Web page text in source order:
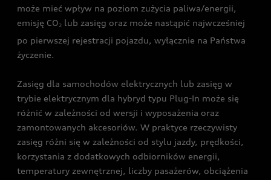
może mieć wpływ na poziom zużycia paliwa/energii,
emisję CO2 lub zasięg oraz może nastąpić najwcześniej
po pierwszej rejestracji pojazdu, wyłącznie na Państwa
życzenie.
Zasięg dla samochodów elektrycznych lub zasięg w
trybie elektrycznym dla hybryd typu Plug-In może się
różnić w zależności od wersji i wyposażenia oraz
zamontowanych akcesoriów. W praktyce rzeczywisty
zasięg różni się w zależności od stylu jazdy, prędkości,
korzystania z dodatkowych odbiorników energii,
temperatury zewnętrznej, liczby pasażerów, obciążenia